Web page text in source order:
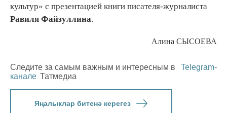
культур» с презентацией книги писателя-журналиста
Равиля Файзуллина.
Алина СЫСОЕВА
Следите за самым важным и интересным в
Telegram-
канале Татмедиа
Яңалыклар битенә керегез